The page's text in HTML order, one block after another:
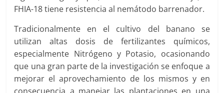
FHIA-18 tiene resistencia al nemátodo barrenador.
Tradicionalmente en el cultivo del banano se
utilizan altas dosis de fertilizantes químicos,
especialmente Nitrógeno y Potasio, ocasionando
que una gran parte de la investigación se enfoque a
mejorar el aprovechamiento de los mismos y en
consecuencia a manejar las plantaciones en una